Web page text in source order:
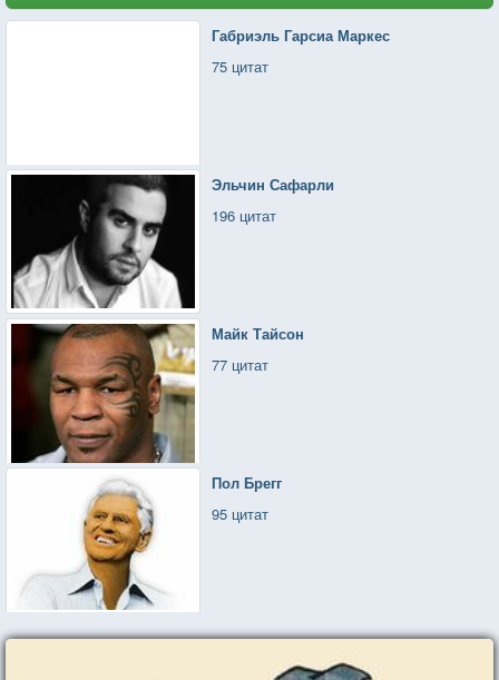
Габриэль Гарсиа Маркес
75 цитат
Эльчин Сафарли
196 цитат
Майк Тайсон
77 цитат
Пол Брегг
95 цитат